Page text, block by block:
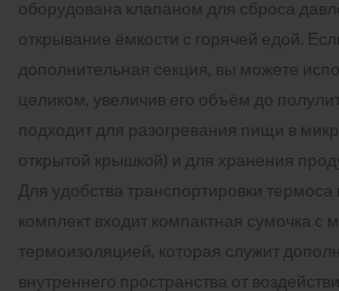
оборудована клапаном для сброса
открывание ёмкости с горячей едой.
дополнительная секция, вы можете
целиком, увеличив его объём до
подходит для разогревания пищи в
открытой крышкой) и для хранения
Для удобства транспортировки термоса
комплект входит компактная сумочка с
термоизоляцией, которая служит
внутреннего пространства от